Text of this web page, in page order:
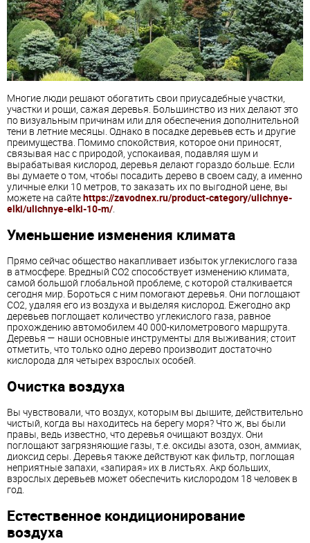
Многие люди решают обогатить свои приусадебные участки,
участки и рощи, сажая деревья. Большинство из них делают это
по визуальным причинам или для обеспечения дополнительной
тени в летние месяцы. Однако в посадке деревьев есть и другие
преимущества. Помимо спокойствия, которое они приносят,
связывая нас с природой, успокаивая, подавляя шум и
вырабатывая кислород, деревья делают гораздо больше. Если
вы думаете о том, чтобы посадить дерево в своем саду, а именно
уличные елки 10 метров, то заказать их по выгодной цене, вы
можете на сайтеhttps://zavodnex.ru/product-category/ulichnye-
elki/ulichnye-elki-10-m/.
Уменьшение изменения климата
Прямо сейчас общество накапливает избыток углекислого газа
в атмосфере. Вредный CO2 способствует изменению климата,
самой большой глобальной проблеме, с которой сталкивается
сегодня мир. Бороться с ним помогают деревья. Они поглощают
CO2, удаляя его из воздуха и выделяя кислород. Ежегодно акр
деревьев поглощает количество углекислого газа, равное
прохождению автомобилем 40 000-километрового маршрута.
Деревья — наши основные инструменты для выживания; стоит
отметить, что только одно дерево производит достаточно
кислорода для четырех взрослых особей.
Очистка воздуха
Вы чувствовали, что воздух, которым вы дышите, действительно
чистый, когда вы находитесь на берегу моря? Что ж, вы были
правы, ведь известно, что деревья очищают воздух. Они
поглощают загрязняющие газы, т.е. оксиды азота, озон, аммиак,
диоксид серы. Деревья также действуют как фильтр, поглощая
неприятные запахи, «запирая» их в листьях. Акр больших,
взрослых деревьев может обеспечить кислородом 18 человек в
год.
Естественное кондиционирование
воздуха